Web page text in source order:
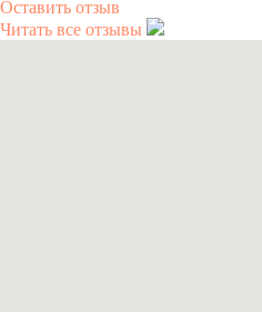
Оставить отзыв
Читать все отзывы